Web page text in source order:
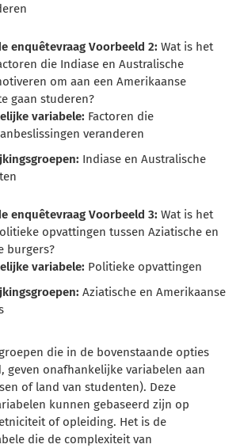
enquêtevraag Voorbeeld 2:Wat is het
die Indiase en Australische
om aan een Amerikaanse
gaan studeren?
variabele: Factoren die
veranderen
Indiase en Australische
enquêtevraag Voorbeeld 3:Wat is het
opvattingen tussen Aziatische en
burgers?
variabele: Politieke opvattingen
Aziatische en Amerikaanse
die in de bovenstaande opties
geven onafhankelijke variabelen aan
of land van studenten). Deze
kunnen gebaseerd zijn op
of opleiding. Het is de
die de complexiteit van